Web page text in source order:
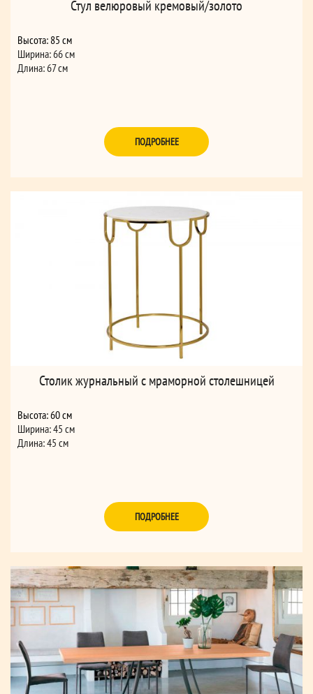
Стул велюровый кремовый/золото
Высота: 85 см
Ширина: 66 см
Длина: 67 см
ПОДРОБНЕЕ
Столик журнальный с мраморной столешницей
Высота: 60 см
Ширина: 45 см
Длина: 45 см
ПОДРОБНЕЕ